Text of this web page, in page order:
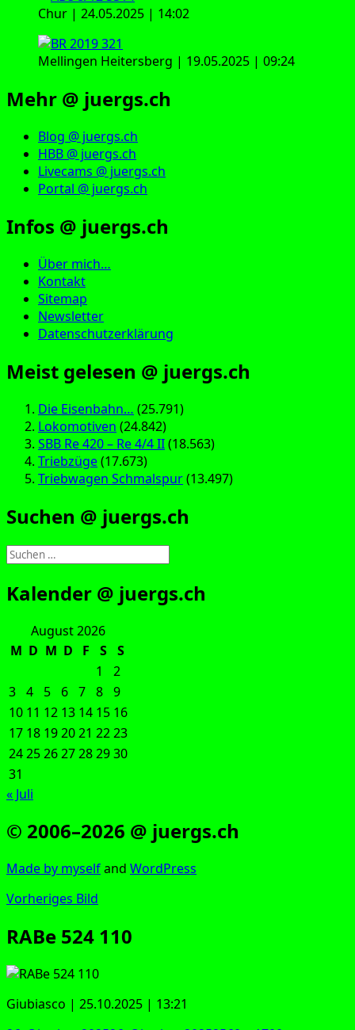
Chur | 24.05.2025 | 14:02
Mellingen Heitersberg | 19.05.2025 | 09:24
Mehr @ juergs.ch
Blog @ juergs.ch
HBB @ juergs.ch
Livecams @ juergs.ch
Portal @ juergs.ch
Infos @ juergs.ch
Über mich…
Kontakt
Sitemap
Newsletter
Datenschutzerklärung
Meist gelesen @ juergs.ch
Die Eisenbahn… (25.791)
Lokomotiven (24.842)
SBB Re 420 – Re 4/4 II(18.563)
Triebzüge(17.673)
Triebwagen Schmalspur(13.497)
Suchen @ juergs.ch
Suchen
nach:
Kalender @ juergs.ch
August 2026
M D M D F S
S
1
2
3 4 5 6 7 8 9
10 11 12 13 14 15 16
17 18 192021 2223
24252627282930
31
« Juli
© 2006–2026 @ juergs.ch
Made by mys­elfand Word­Press
Vorheriges Bild
RABe 524 110
Giubi­as­co | 25.10.2025 | 13:21